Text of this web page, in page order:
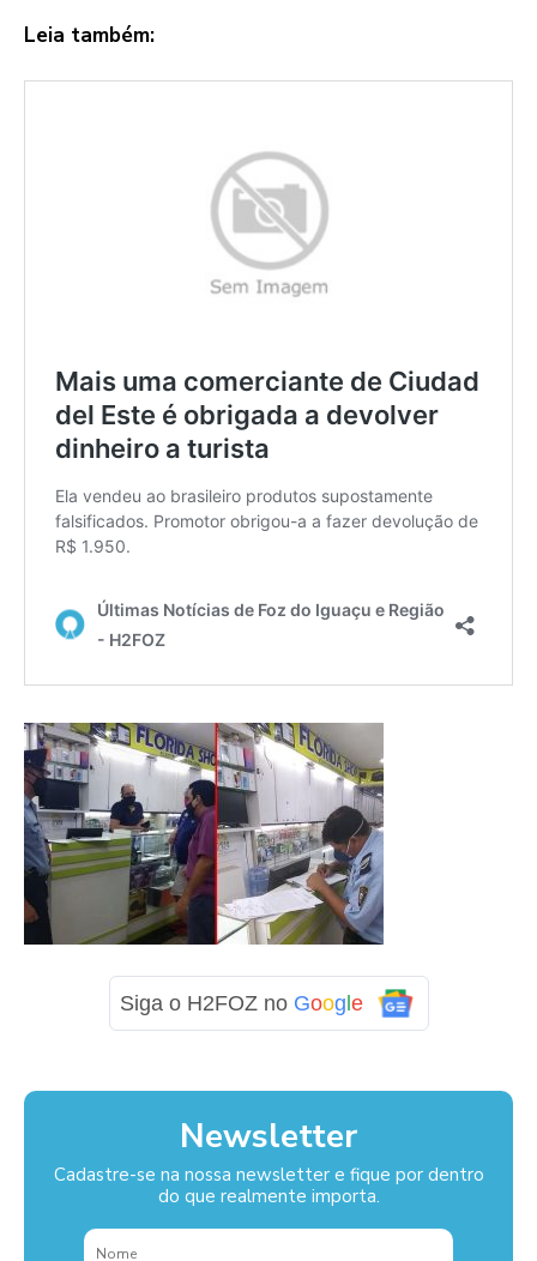
Leia também:
Siga o H2FOZ no Google
Newsletter
Cadastre-se na nossa newsletter e fique por dentro
do que realmente importa.